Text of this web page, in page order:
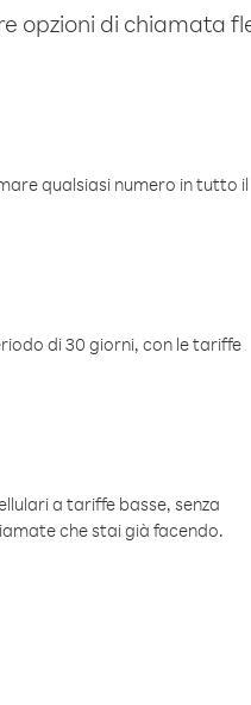
opzioni di chiamata
qualsiasi numero in tutto il
di 30 giorni, con le tariffe
a tariffe basse, senza
che stai già facendo.